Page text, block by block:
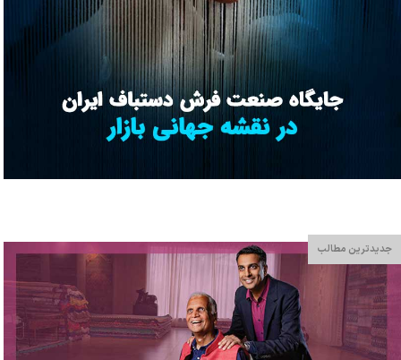
جدیدترین مطالب